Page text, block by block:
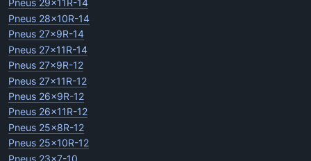
Pneus 29x11R-14
Pneus 28x10R-14
Pneus 27x9R-14
Pneus 27x11R-14
Pneus 27x9R-12
Pneus 27x11R-12
Pneus 26x9R-12
Pneus 26x11R-12
Pneus 25x8R-12
Pneus 25x10R-12
Pneus 23x7-10